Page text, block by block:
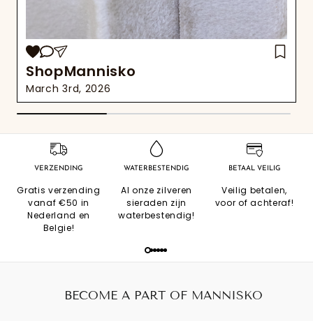
ShopMannisko
March 3rd, 2026
VERZENDING
Gratis verzending
vanaf €50 in
Nederland en
Belgie!
WATERBESTENDIG
Al onze zilveren
sieraden zijn
waterbestendig!
BETAAL VEILIG
Veilig betalen,
voor of achteraf!
BECOME A PART OF MANNISKO